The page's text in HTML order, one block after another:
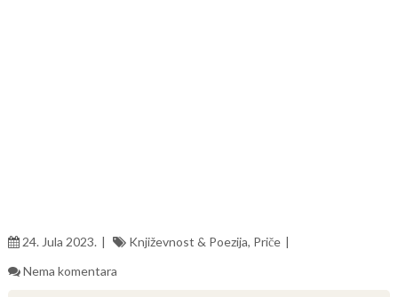
24. Jula 2023. Književnost & Poezija, Priče
Nema komentara